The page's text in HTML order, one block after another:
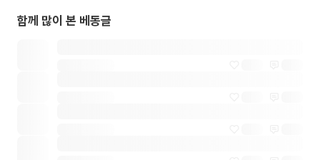
함께 많이 본 베동글